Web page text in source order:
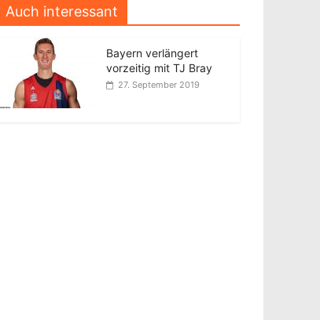
Auch interessant
Bayern verlängert
vorzeitig mit TJ Bray
27. September 2019